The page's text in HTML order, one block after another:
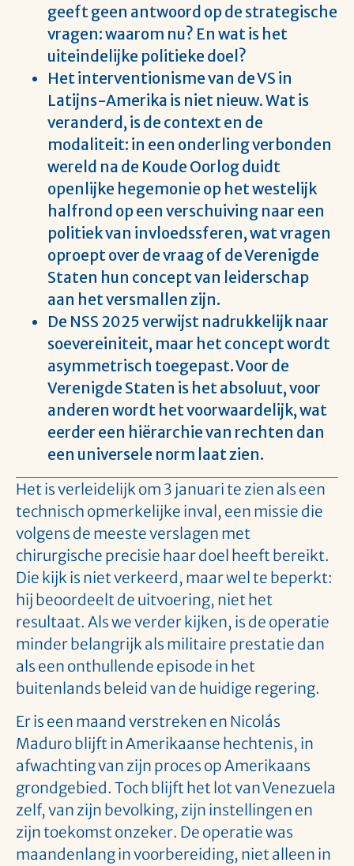
geeft geen antwoord op de strategische
vragen: waarom nu? En wat is het
uiteindelijke politieke doel?
Het interventionisme van de VS in
Latijns-Amerika is niet nieuw. Wat is
veranderd, is de context en de
modaliteit: in een onderling verbonden
wereld na de Koude Oorlog duidt
openlijke hegemonie op het westelijk
halfrond op een verschuiving naar een
politiek van invloedssferen, wat vragen
oproept over de vraag of de Verenigde
Staten hun concept van leiderschap
aan het versmallen zijn.
De NSS 2025 verwijst nadrukkelijk naar
soevereiniteit, maar het concept wordt
asymmetrisch toegepast. Voor de
Verenigde Staten is het absoluut, voor
anderen wordt het voorwaardelijk, wat
eerder een hiërarchie van rechten dan
een universele norm laat zien.
Het is verleidelijk om 3 januari te zien als een
technisch opmerkelijke inval, een missie die
volgens de meeste verslagen met
chirurgische precisie haar doel heeft bereikt.
Die kijk is niet verkeerd, maar wel te beperkt:
hij beoordeelt de uitvoering, niet het
resultaat. Als we verder kijken, is de operatie
minder belangrijk als militaire prestatie dan
als een onthullende episode in het
buitenlands beleid van de huidige regering.
Er is een maand verstreken en Nicolás
Maduro blijft in Amerikaanse hechtenis, in
afwachting van zijn proces op Amerikaans
grondgebied. Toch blijft het lot van Venezuela
zelf, van zijn bevolking, zijn instellingen en
zijn toekomst onzeker. De operatie was
maandenlang in voorbereiding, niet alleen in